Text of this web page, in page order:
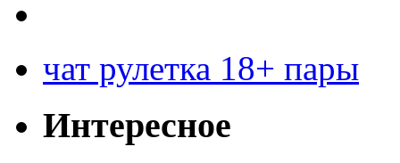
чат рулетка 18+ пары
Интересное